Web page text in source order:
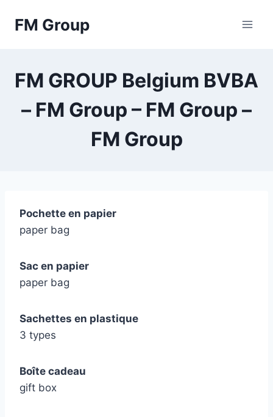
FM Group
FM GROUP Belgium BVBA
– FM Group – FM Group –
FM Group
Pochette en papier
paper bag
Sac en papier
paper bag
Sachettes en plastique
3 types
Boîte cadeau
gift box